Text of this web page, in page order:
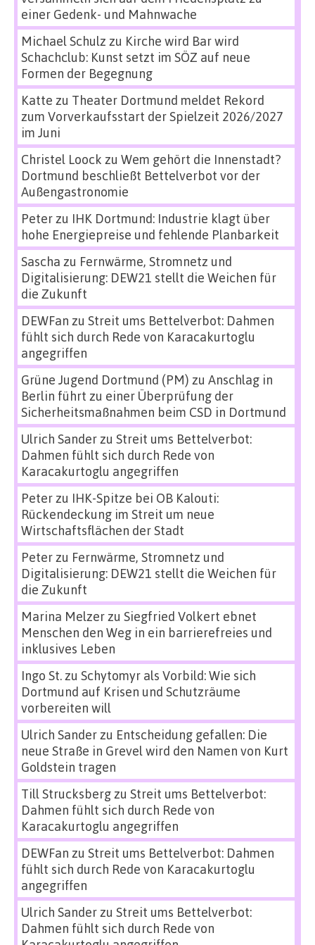
einer Gedenk- und Mahnwache
Michael Schulz zu Kirche wird Bar wird
Schachclub: Kunst setzt im SÖZ auf neue
Formen der Begegnung
Katte zu Theater Dortmund meldet Rekord
zum Vorverkaufsstart der Spielzeit 2026/2027
im Juni
Christel Loock zu Wem gehört die Innenstadt?
Dortmund beschließt Bettelverbot vor der
Außengastronomie
Peterzu IHK Dortmund: Industrie klagt über
hohe Energiepreise und fehlende Planbarkeit
Sascha zu Fernwärme, Stromnetz und
Digitalisierung: DEW21 stellt die Weichen für
die Zukunft
DEWFan zu Streit ums Bettelverbot: Dahmen
fühlt sich durch Rede von Karacakurtoglu
angegriffen
Grüne Jugend Dortmund (PM) zu Anschlag in
Berlin führt zu einer Überprüfung der
Sicherheitsmaßnahmen beim CSD in Dortmund
Ulrich Sanderzu Streit ums Bettelverbot:
Dahmen fühlt sich durch Rede von
Karacakurtoglu angegriffen
Peterzu IHK-Spitze bei OB Kalouti:
Rückendeckung im Streit um neue
Wirtschaftsflächen der Stadt
Peterzu Fernwärme, Stromnetz und
Digitalisierung: DEW21 stellt die Weichen für
die Zukunft
Marina Melzerzu Siegfried Volkert ebnet
Menschen den Weg in ein barrierefreies und
inklusives Leben
Ingo St.zu Schytomyr als Vorbild: Wie sich
Dortmund auf Krisen und Schutzräume
vorbereiten will
Ulrich Sanderzu Entscheidung gefallen: Die
neue Straße in Grevel wird den Namen von Kurt
Goldstein tragen
Till Strucksbergzu Streit ums Bettelverbot:
Dahmen fühlt sich durch Rede von
Karacakurtoglu angegriffen
DEWFan zu Streit ums Bettelverbot: Dahmen
fühlt sich durch Rede von Karacakurtoglu
angegriffen
Ulrich Sanderzu Streit ums Bettelverbot:
Dahmen fühlt sich durch Rede von